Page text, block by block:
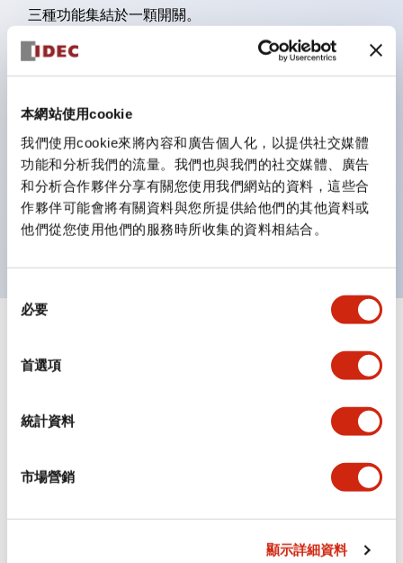
本網站使用cookie
我們使用cookie來將內容和廣告個人化，以提供社交媒體
功能和分析我們的流量。我們也與我們的社交媒體、廣告
和分析合作夥伴分享有關您使用我們網站的資料，這些合
作夥伴可能會將有關資料與您所提供給他們的其他資料或
他們從您使用他們的服務時所收集的資料相結合。
必要
首選項
統計資料
市場營銷
顯示詳細資料
三種功能集結於一顆開關。
完整支援全球各地需求的多種電壓規格。
顏色。
支援色彩通用設計（CUD）：可清楚辨識正方平頭形指
示燈的亮燈/熄燈狀態，以及點燈時的顏色識別。
符合 ISO 3864-4 安全色規範：在危險或緊急狀況下，
顏色表現更明確鮮明，便於更多人識別。
電氣規範（額定照明部分）
環境規範